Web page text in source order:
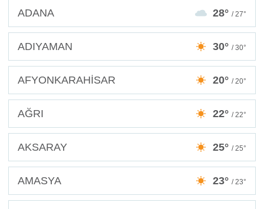
ADANA 28° / 27°
ADIYAMAN 30° / 30°
AFYONKARAHİSAR 20° / 20°
AĞRI 22° / 22°
AKSARAY 25° / 25°
AMASYA 23° / 23°